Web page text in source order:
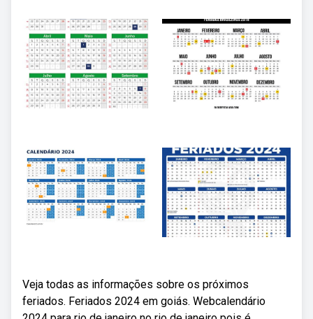
Veja todas as informações sobre os próximos
feriados. Feriados 2024 em goiás. Webcalendário